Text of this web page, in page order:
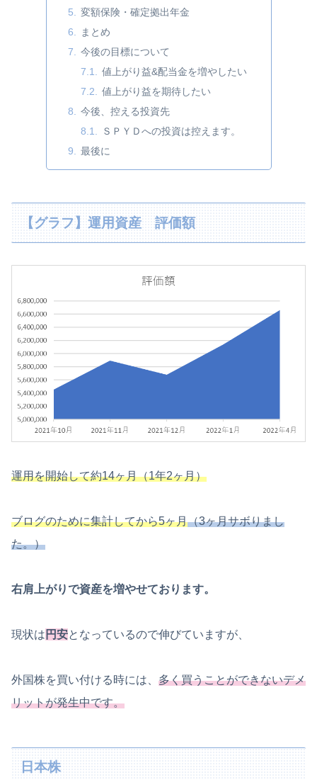
変額保険・確定拠出年金
まとめ
今後の目標について
値上がり益&配当金を増やしたい
値上がり益を期待したい
今後、控える投資先
ＳＰＹＤへの投資は控えます。
最後に
【グラフ】運用資産 評価額
運用を開始して約14ヶ月（1年2ヶ月）
ブログのために集計してから5ヶ月（3ヶ月サボりまし
た。）
右肩上がりで資産を増やせております。
現状は 円安となっているので伸びていますが、
外国株を買い付ける時には、 多く買うことができないデメ
リットが発生中です。
日本株